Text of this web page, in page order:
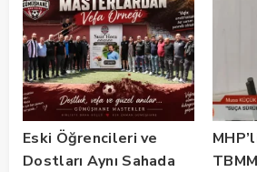
Eski Öğrencileri ve
Dostları Aynı Sahada